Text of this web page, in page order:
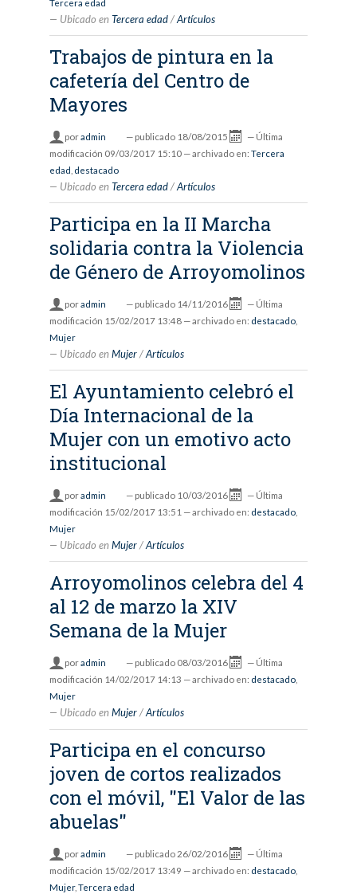
Tercera edad
Ubicado en Tercera edad /Artículos
Trabajos de pintura en la
cafetería del Centro de
Mayores
poradmin — publicado 18/08/2015 — Última
modificación 09/03/2017 15:10 — archivado en: Tercera
edad destacado
Ubicado en Tercera edad /Artículos
Participa en la II Marcha
solidaria contra la Violencia
de Género de Arroyomolinos
poradmin — publicado 14/11/2016 — Última
modificación 15/02/2017 13:48 — archivado en: destacado,
Mujer
Ubicado en Mujer /Artículos
El Ayuntamiento celebró el
Día Internacional de la
Mujer con un emotivo acto
institucional
poradmin — publicado 10/03/2016 — Última
modificación 15/02/2017 13:51 — archivado en: destacado,
Mujer
Ubicado en Mujer /Artículos
Arroyomolinos celebra del 4
al 12 de marzo la XIV
Semana de la Mujer
poradmin — publicado 08/03/2016 — Última
modificación 14/02/2017 14:13 — archivado en: destacado,
Mujer
Ubicado en Mujer /Artículos
Participa en el concurso
joven de cortos realizados
con el móvil, "El Valor de las
abuelas"
poradmin — publicado 26/02/2016 — Última
modificación 15/02/2017 13:49 — archivado en: destacado,
Mujer, Tercera edad